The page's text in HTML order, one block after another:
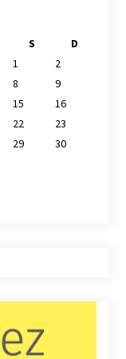
S
D
1
2
8
9
15
16
22
23
29
30